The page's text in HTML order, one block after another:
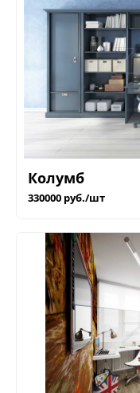
Колумб
330000 руб./шт